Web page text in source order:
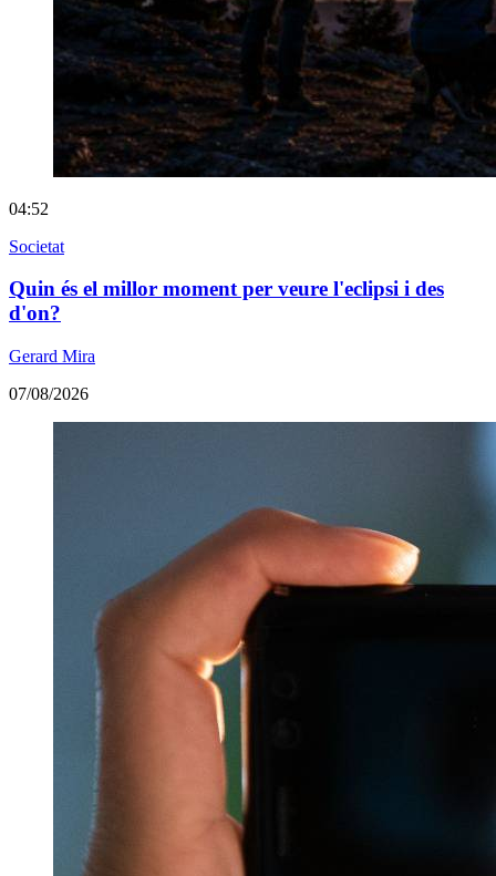
04:52
Societat
Quin és el millor moment per veure l'eclipsi i des
d'on?
Gerard Mira
07/08/2026